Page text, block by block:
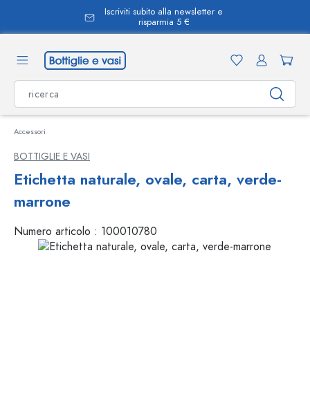
Iscriviti subito alla newsletter e
risparmia 5 €
Accessori
BOTTIGLIE E VASI
Etichetta naturale, ovale, carta, verde-
marrone
Numero articolo : 100010780